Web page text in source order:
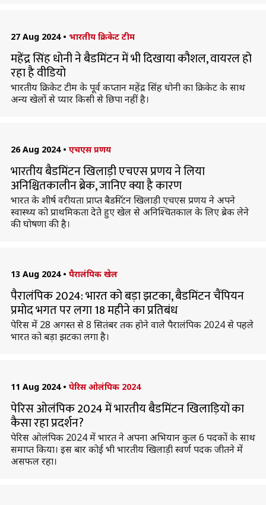
27 Aug 2024 • भारतीय क्रिकेट टीम
महेंद्र सिंह धोनी ने बैडमिंटन में भी दिखाया कौशल, वायरल हो
रहा है वीडियो
भारतीय क्रिकेट टीम के पूर्व कप्तान महेंद्र सिंह धोनी का क्रिकेट के साथ
अन्य खेलों से प्यार किसी से छिपा नहीं है।
26 Aug 2024 • एचएस प्रणय
भारतीय बैडमिंटन खिलाड़ी एचएस प्रणय ने लिया
अनिश्चितकालीन ब्रेक, जानिए क्या है कारण
भारत के शीर्ष वरीयता प्राप्त बैडमिंटन खिलाड़ी एचएस प्रणय ने अपने
स्वास्थ्य को प्राथमिकता देते हुए खेल से अनिश्चितकाल के लिए ब्रेक लेने
की घोषणा की है।
13 Aug 2024 • पैरालंपिक खेल
पैरालंपिक 2024: भारत को बड़ा झटका, बैडमिंटन चैंपियन
प्रमोद भगत पर लगा 18 महीने का प्रतिबंध
पेरिस में 28 अगस्त से 8 सितंबर तक होने वाले पैरालंपिक 2024 से पहले
भारत को बड़ा झटका लगा है।
11 Aug 2024 • पेरिस ओलंपिक 2024
पेरिस ओलंपिक 2024 में भारतीय बैडमिंटन खिलाड़ियों का
कैसा रहा प्रदर्शन?
पेरिस ओलंपिक 2024 में भारत ने अपना अभियान कुल 6 पदकों के साथ
समाप्त किया। इस बार कोई भी भारतीय खिलाड़ी स्वर्ण पदक जीतने में
असफल रहा।